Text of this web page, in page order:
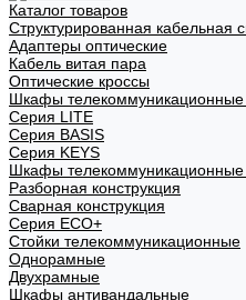
Каталог товаров
Структурированная кабельная
Адаптеры оптические
Кабель витая пара
Оптические кроссы
Шкафы телекоммуникационные
Cерия LITE
Cерия BASIS
Cерия KEYS
Шкафы
Разборная конструкция
Сварная конструкция
Серия ECO+
Стойки телекоммуникационные
Однорамные
Двухрамные
Шкафы антивандальные